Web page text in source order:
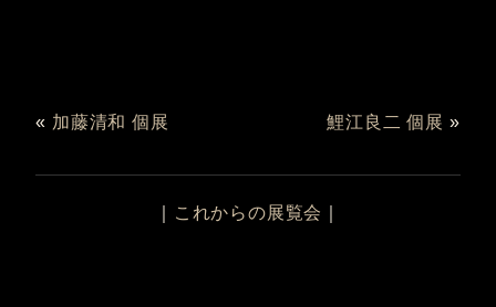
« 加藤清和 個展 鯉江良二 個展 »
これからの展覧会